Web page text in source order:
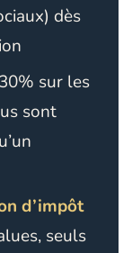
dès
sur les
sont
d’impôt
seuls